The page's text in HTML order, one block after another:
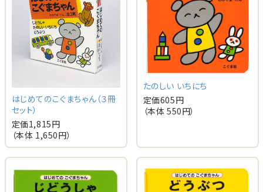
はじめてのこぐまちゃん（３冊
セット）
定価1,815円
（本体 1,650円）
たのしい いちにち
定価605円
（本体 550円）